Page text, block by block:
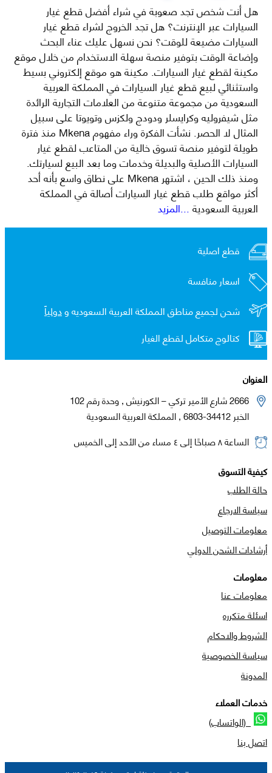
هل أنت شخص تجد صعوبة في شراء أفضل قطع غيار
السيارات عبر الإنترنت؟ هل تجد الخروج لشراء قطع غيار
السيارات مضيعة للوقت؟ نحن نسهل عليك عناء البحث
وإضاعة الوقت بتوفير منصة سهلة الاستخدام من خلال موقع
مكينة لقطع غيار السيارات. مكينة هو موقع إلكتروني بسيط
واستثنائي لبيع قطع غيار السيارات في المملكة العربية
السعودية من مجموعة متنوعة من العلامات التجارية الرائدة
مثل شيفروليه وكرايسلر ودودج ولكزس وتويوتا على سبيل
المثال لا الحصر. نشأت الفكرة وراء مفهوم Mkena منذ فترة
طويلة لتوفير منصة تسوق خالية من المتاعب لقطع غيار
السيارات الأصلية والبديلة وخدمات وما بعد البيع لسيارتك.
ومنذ ذلك الحين ، اشتهر Mkena على نطاق واسع بأنه أحد
أكثر مواقع طلب قطع غيار السيارات أصالة في المملكة
العربية السعودية...المزيد
قطع اصلية
اسعار منافسة
شحن لجميع مناطق المملكة العربية السعوديه ودولياً
كتالوج متكامل لقطع الغيار
العنوان
2666 شارع الأمير تركي – الكورنيش , وحدة رقم 102
الخبر 34412-6803 , المملكة العربية السعودية
الساعة ٨ صباحًا إلى ٤ مساء من الأحد إلى الخميس
كيفية التسوق
حالة الطلب
سياسة الارجاع
معلومات التوصيل
أرشادات الشحن الدولي
معلومات
معلومات عنا
اسئلة متكرره
الشروط والاحكام
سياسة الخصوصية
المدونة
خدمات العملاء
(الواتساب)
اتصل بنا